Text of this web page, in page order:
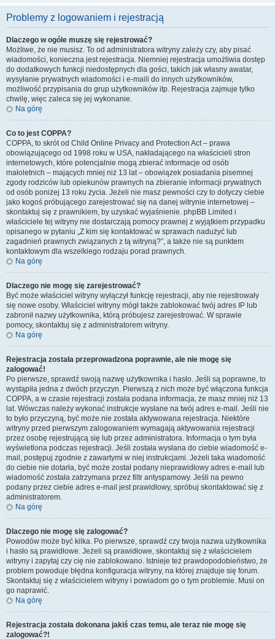
Problemy z logowaniem i rejestracją
Dlaczego w ogóle muszę się rejestrować?
Możliwe, że nie musisz. To od administratora witryny zależy czy, aby pisać
wiadomości, konieczna jest rejestracja. Niemniej rejestracja umożliwia dostęp
do dodatkowych funkcji niedostępnych dla gości, takich jak własny awatar,
wysyłanie prywatnych wiadomości i e-maili do innych użytkowników,
możliwość przypisania do grup użytkowników itp. Rejestracja zajmuje tylko
chwilę, więc zaleca się jej wykonanie.
Na górę
Co to jest COPPA?
COPPA, to skrót od Child Online Privacy and Protection Act – prawa
obowiązującego od 1998 roku w USA, nakładającego na właścicieli stron
internetowych, które potencjalnie mogą zbierać informacje od osób
małoletnich – mających mniej niż 13 lat – obowiązek posiadania pisemnej
zgody rodziców lub opiekunów prawnych na zbieranie informacji prywatnych
od osób poniżej 13 roku życia. Jeżeli nie masz pewności czy to dotyczy ciebie
jako kogoś próbującego zarejestrować się na danej witrynie internetowej –
skontaktuj się z prawnikiem, by uzyskać wyjaśnienie. phpBB Limited i
właściciele tej witryny nie dostarczają pomocy prawnej z wyjątkiem przypadku
opisanego w pytaniu „Z kim się kontaktować w sprawach nadużyć lub
zagadnień prawnych związanych z tą witryną?”, a także nie są punktem
kontaktowym dla wszelkiego rodzaju porad prawnych.
Na górę
Dlaczego nie mogę się zarejestrować?
Być może właściciel witryny wyłączył funkcję rejestracji, aby nie rejestrowały
się nowe osoby. Właściciel witryny mógł także zablokować twój adres IP lub
zabronił nazwy użytkownika, którą próbujesz zarejestrować. W sprawie
pomocy, skontaktuj się z administratorem witryny.
Na górę
Rejestracja została przeprowadzona poprawnie, ale nie mogę się
zalogować!
Po pierwsze, sprawdź swoją nazwę użytkownika i hasło. Jeśli są poprawne, to
wystąpiła jedna z dwóch przyczyn. Pierwszą z nich może być włączona funkcja
COPPA, a w czasie rejestracji została podana informacja, że masz mniej niż 13
lat. Wówczas należy wykonać instrukcje wysłane na twój adres e-mail. Jeśli nie
to było przyczyną, być może nie została aktywowana rejestracja. Niektóre
witryny przed pierwszym zalogowaniem wymagają aktywowania rejestracji
przez osobę rejestrującą się lub przez administratora. Informacja o tym była
wyświetlona podczas rejestracji. Jeśli została wysłana do ciebie wiadomość e-
mail, postępuj zgodnie z zawartymi w niej instrukcjami. Jeżeli taka wiadomość
do ciebie nie dotarła, być może został podany nieprawidłowy adres e-mail lub
wiadomość została zatrzymana przez filtr antyspamowy. Jeśli na pewno
podany przez ciebie adres e-mail jest prawidłowy, spróbuj skontaktować się z
administratorem.
Na górę
Dlaczego nie mogę się zalogować?
Powodów może być kilka. Po pierwsze, sprawdź czy twoja nazwa użytkownika
i hasło są prawidłowe. Jeżeli są prawidłowe, skontaktuj się z właścicielem
witryny i zapytaj czy cię nie zablokowano. Istnieje też prawdopodobieństwo, że
problem powoduje błędna konfiguracja witryny, na której znajduje się forum.
Skontaktuj się z właścicielem witryny i powiadom go o tym problemie. Musi on
go naprawić.
Na górę
Rejestracja została dokonana jakiś czas temu, ale teraz nie mogę się
zalogować?!